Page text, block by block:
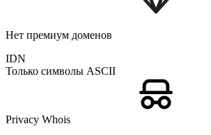
Нет премиум доменов
IDN
Только символы ASCII
Privacy Whois